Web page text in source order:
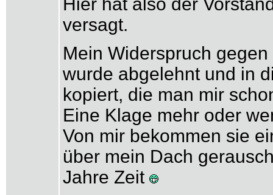
versagt.
Mein Widerspruch
wurde abgelehnt und in
kopiert, die man mir
Eine Klage mehr oder
Von mir bekommen sie
über mein Dach
Jahre Zeit